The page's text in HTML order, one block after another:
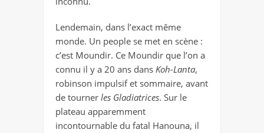
Lendemain, dans l’exact même
monde. Un people se met en scène :
c’est Moundir. Ce Moundir que l’on a
connu il y a 20 ans dans Koh-Lanta,
robinson impulsif et sommaire, avant
de tourner les Gladiatrices. Sur le
plateau apparemment
incontournable du fatal Hanouna, il